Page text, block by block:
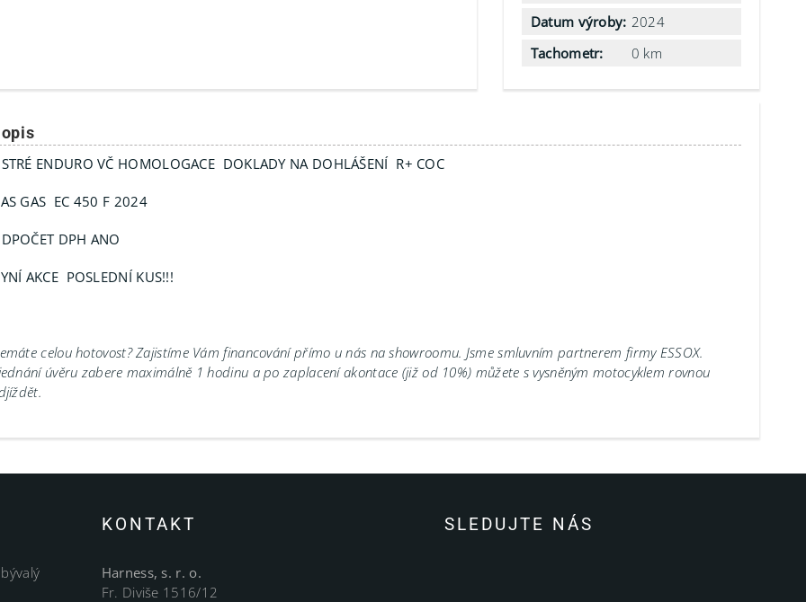
Datum výroby: 2024
Tachometr:
0 km
ENDURO VČ HOMOLOGACE DOKLADY NA DOHLÁŠENÍ R+ COC
GAS EC 450 F 2024
DPH ANO
AKCE POSLEDNÍ KUS!!!
celou hotovost? Zajistíme Vám financování přímo u nás na showroomu. Jsme smluvním partnerem firmy ESSOX.
úvěru zabere maximálně 1 hodinu a po zaplacení akontace (již od 10%) můžete s vysněným motocyklem rovnou
KONTAKT
Harness, s. r. o.
Fr. Diviše 1516/12
SLEDUJTE NÁS